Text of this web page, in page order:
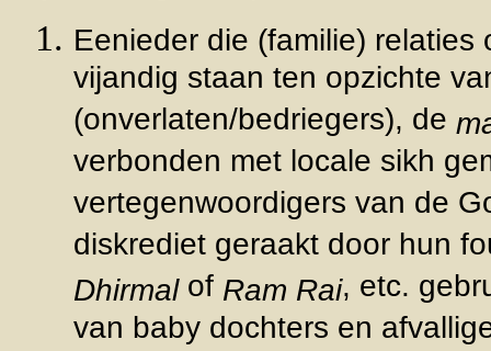
Eenieder die (familie)
vijandig staan ten opzichte
(onverlaten/bedriegers), de
verbonden met locale sikh
vertegenwoordigers van de
diskrediet geraakt door hun
Dhirmalof Ram Rai, etc.
van baby dochters en